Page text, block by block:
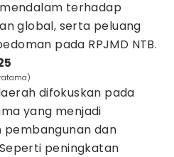
terhadap
global, serta peluang
pada RPJMD NTB.
difokuskan pada
yang menjadi
dan
peningkatan